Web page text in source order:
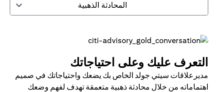
المحادثة الذهبية
التعرف عليك وعلى احتياجاتك
مديرعلاقات سيتي جولد الخاص بك يضعك واحتياجاتك في صميم
اهتماماته من خلال محادثة ذهبية متعمقة تهدف لفهم وضعك